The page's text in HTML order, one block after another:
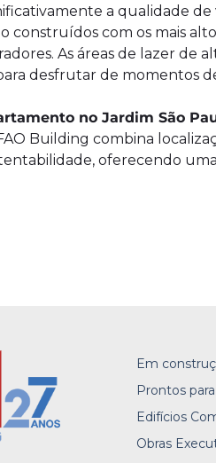
a qualidade de
construídos com os mais
As áreas de lazer de
desfrutar de momentos
no Jardim São
Building combina
oferecendo
Em
Prontos
Edifícios
Obras